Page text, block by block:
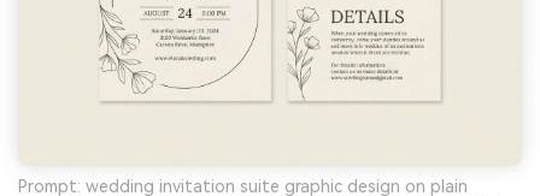
Prompt: wedding invitation suite graphic design on plain